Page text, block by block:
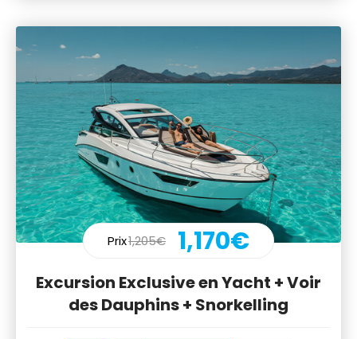
Prix1,205€ 1,170€
Excursion Exclusive en Yacht + Voir
des Dauphins + Snorkelling